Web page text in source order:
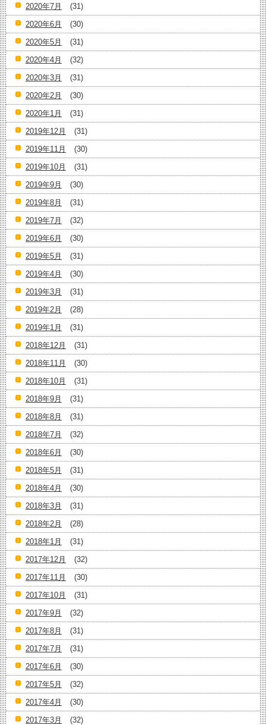
2020年7月
(31)
2020年6月
(30)
2020年5月
(31)
2020年4月
(32)
2020年3月
(31)
2020年2月
(30)
2020年1月
(31)
2019年12月
(31)
2019年11月
(30)
2019年10月
(31)
2019年9月
(30)
2019年8月
(31)
2019年7月
(32)
2019年6月
(30)
2019年5月
(31)
2019年4月
(30)
2019年3月
(31)
2019年2月
(28)
2019年1月
(31)
2018年12月
(31)
2018年11月
(30)
2018年10月
(31)
2018年9月
(31)
2018年8月
(31)
2018年7月
(32)
2018年6月
(30)
2018年5月
(31)
2018年4月
(30)
2018年3月
(31)
2018年2月
(28)
2018年1月
(31)
2017年12月
(32)
2017年11月
(30)
2017年10月
(31)
2017年9月
(32)
2017年8月
(31)
2017年7月
(31)
2017年6月
(30)
2017年5月
(32)
2017年4月
(30)
2017年3月
(32)